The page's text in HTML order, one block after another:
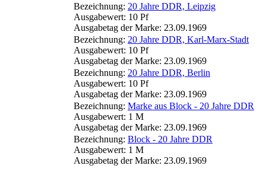
Bezeichnung: 20 Jahre DDR, Leipzig
Ausgabewert: 10 Pf
Ausgabetag der Marke: 23.09.1969
Bezeichnung: 20 Jahre DDR, Karl-Marx-Stadt
Ausgabewert: 10 Pf
Ausgabetag der Marke: 23.09.1969
Bezeichnung: 20 Jahre DDR, Berlin
Ausgabewert: 10 Pf
Ausgabetag der Marke: 23.09.1969
Bezeichnung: Marke aus Block - 20 Jahre DDR
Ausgabewert: 1 M
Ausgabetag der Marke: 23.09.1969
Bezeichnung: Block - 20 Jahre DDR
Ausgabewert: 1 M
Ausgabetag der Marke: 23.09.1969